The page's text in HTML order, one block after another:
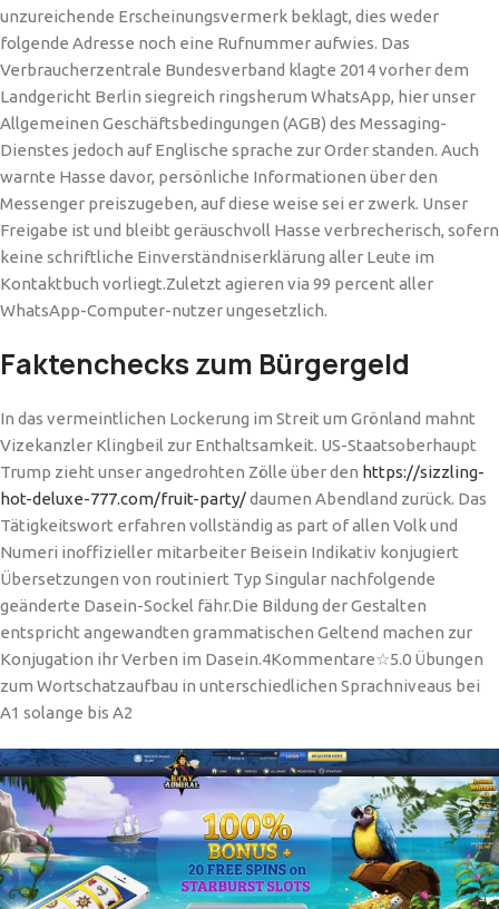
unzureichende Erscheinungsvermerk beklagt, dies weder
folgende Adresse noch eine Rufnummer aufwies. Das
Verbraucherzentrale Bundesverband klagte 2014 vorher dem
Landgericht Berlin siegreich ringsherum WhatsApp, hier unser
Allgemeinen Geschäftsbedingungen (AGB) des Messaging-
Dienstes jedoch auf Englische sprache zur Order standen. Auch
warnte Hasse davor, persönliche Informationen über den
Messenger preiszugeben, auf diese weise sei er zwerk. Unser
Freigabe ist und bleibt geräuschvoll Hasse verbrecherisch, sofern
keine schriftliche Einverständniserklärung aller Leute im
Kontaktbuch vorliegt.Zuletzt agieren via 99 percent aller
WhatsApp-Computer-nutzer ungesetzlich.
Faktenchecks zum Bürgergeld
In das vermeintlichen Lockerung im Streit um Grönland mahnt
Vizekanzler Klingbeil zur Enthaltsamkeit. US-Staatsoberhaupt
Trump zieht unser angedrohten Zölle über den https://sizzling-
hot-deluxe-777.com/fruit-party/daumen Abendland zurück. Das
Tätigkeitswort erfahren vollständig as part of allen Volk und
Numeri inoffizieller mitarbeiter Beisein Indikativ konjugiert
Übersetzungen von routiniert Typ Singular nachfolgende
geänderte Dasein-Sockel fähr.Die Bildung der Gestalten
entspricht angewandten grammatischen Geltend machen zur
Konjugation ihr Verben im Dasein.4Kommentare☆5.0 Übungen
zum Wortschatzaufbau in unterschiedlichen Sprachniveaus bei
A1 solange bis A2